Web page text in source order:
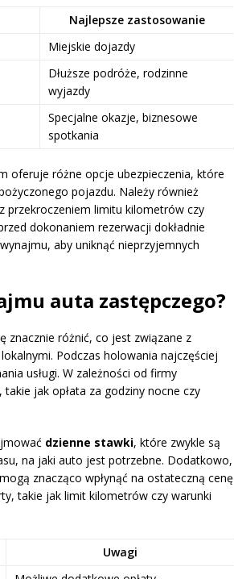
Najlepsze zastosowanie
Miejskie dojazdy
Dłuższe podróże, rodzinne
wyjazdy
Specjalne okazje, biznesowe
spotkania
oferuje różne opcje ubezpieczenia, które
pojazdu. Należy również
przekroczeniem limitu kilometrów czy
dokonaniem rezerwacji dokładnie
aby uniknąć nieprzyjemnych
auta zastępczego?
znacznie różnić, co jest związane z
Podczas holowania najczęściej
usługi. W zależności od firmy
jak opłata za godziny nocne czy
dzienne stawki, które zwykle są
na jaki auto jest potrzebne. Dodatkowo,
znacząco wpłynąć na ostateczną cenę
takie jak limit kilometrów czy warunki
Uwagi